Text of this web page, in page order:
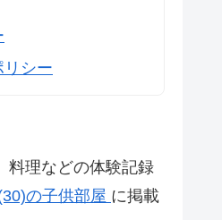
リシー
料理などの体験記録
の子供部屋 に掲載